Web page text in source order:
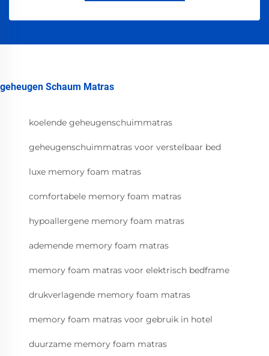
geheugen Schaum Matras
koelende geheugenschuimmatras
geheugenschuimmatras voor verstelbaar bed
luxe memory foam matras
comfortabele memory foam matras
hypoallergene memory foam matras
ademende memory foam matras
memory foam matras voor elektrisch bedframe
drukverlagende memory foam matras
memory foam matras voor gebruik in hotel
duurzame memory foam matras